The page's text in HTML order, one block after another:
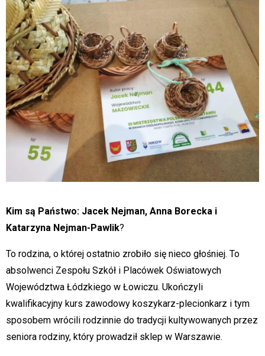
Kim są Państwo: Jacek Nejman, Anna Borecka i
Katarzyna Nejman-Pawlik?
To rodzina, o której ostatnio zrobiło się nieco głośniej. To
absolwenci Zespołu Szkół i Placówek Oświatowych
Województwa Łódzkiego w Łowiczu. Ukończyli
kwalifikacyjny kurs zawodowy koszykarz-plecionkarz i tym
sposobem wrócili rodzinnie do tradycji kultywowanych przez
seniora rodziny, który prowadził sklep w Warszawie.